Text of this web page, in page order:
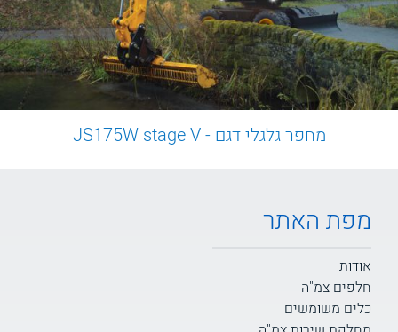
מחפר גלגלי דגם - JS175W stage V
מפת האתר
אודות
חלפים צמ"ה
כלים משומשים